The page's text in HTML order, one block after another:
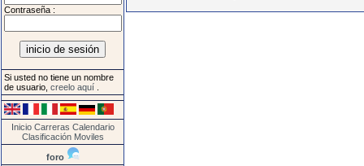
Contraseña :
Si usted no tiene un nombre
de usuario, creelo aquí
Inicio Carreras Calendario
Clasificación Moviles
foro